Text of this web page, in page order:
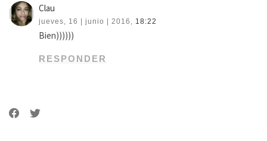
Clau
jueves, 16 | junio | 2016, 18:22
Bien))))))
RESPONDER